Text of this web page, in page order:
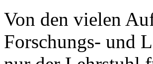
Von den vielen
Forschungs- und